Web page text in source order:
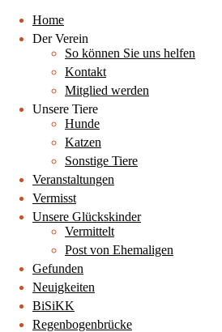
Home
Der Verein
So können Sie uns helfen
Kontakt
Mitglied werden
Unsere Tiere
Hunde
Katzen
Sonstige Tiere
Veranstaltungen
Vermisst
Unsere Glückskinder
Vermittelt
Post von Ehemaligen
Gefunden
Neuigkeiten
BiSiKK
Regenbogenbrücke